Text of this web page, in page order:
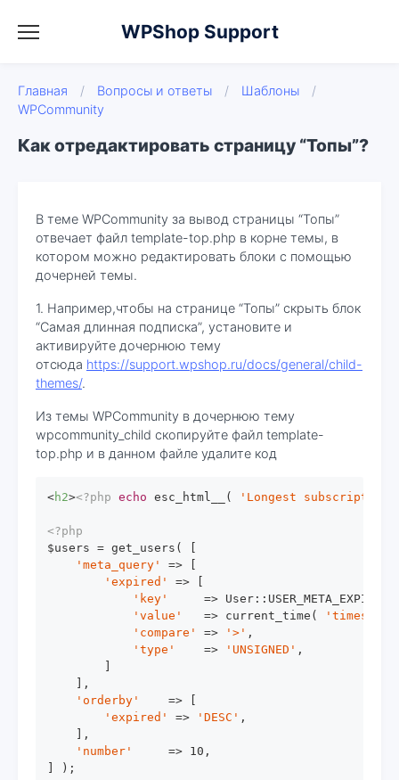
WPShop Support
Главная / Вопросы и ответы / Шаблоны
/
WPCommunity
Как отредактировать страницу “Топы”?
В теме WPCommunity за вывод страницы “Топы”
отвечает файл template-top.php в корне темы, в
котором можно редактировать блоки с помощью
дочерней темы.
1. Например,чтобы на странице “Топы” скрыть блок
“Самая длинная подписка”, установите и
активируйте дочернюю тему
отсюда https://support.wpshop.ru/docs/general/child-
themes/.
Из темы WPCommunity в дочернюю тему
wpcommunity_child скопируйте файл template-
top.php и в данном файле удалите код
<h2><?php echo esc_html__( 'Longest subscription'
<?php
$users = get_users( [
'meta_query'
=> [
'expired'
=> [
'key'
     => User::USER_META_EXPIRED,
'value'
   => current_time(
'compare'
=> '>' ,
'type'
    =>
'UNSIGNED' ,
    ],
'orderby'
    => [
'expired'
=> 'DESC' ,
    ],
'number'
     =>
10 ,
] );